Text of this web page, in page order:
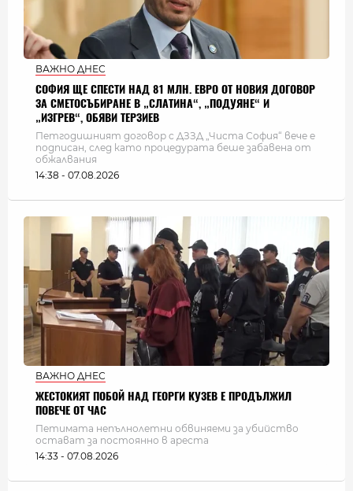
ВАЖНО ДНЕС
СОФИЯ ЩЕ СПЕСТИ НАД 81 МЛН. ЕВРО ОТ НОВИЯ ДОГОВОР
ЗА СМЕТОСЪБИРАНЕ В „СЛАТИНА“, „ПОДУЯНЕ“ И
„ИЗГРЕВ“, ОБЯВИ ТЕРЗИЕВ
Петгодишният договор с ДЗЗД „Чиста София“ вече е
подписан, след като процедурата беше забавена от
обжалвания
14:38 - 07.08.2026
ВАЖНО ДНЕС
ЖЕСТОКИЯТ ПОБОЙ НАД ГЕОРГИ КУЗЕВ Е ПРОДЪЛЖИЛ
ПОВЕЧЕ ОТ ЧАС
Петимата непълнолетни обвиняеми за убийство
остават за постоянно в ареста
14:33 - 07.08.2026